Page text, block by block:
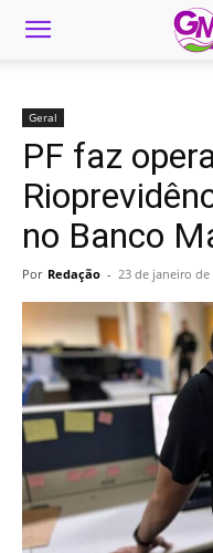
Geral
PF faz
no Banco
Por Redação - 23 de janeiro de